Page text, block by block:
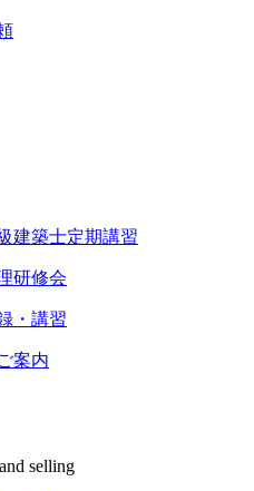
建築士定期講習
研修会
・講習
案内
selling